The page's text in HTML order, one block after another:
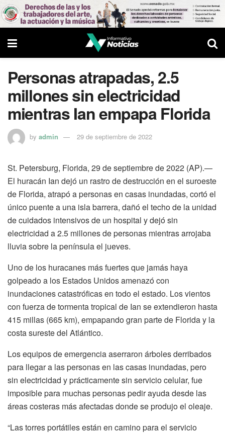
Personas atrapadas, 2.5
millones sin electricidad
mientras Ian empapa Florida
by admin 29 de septiembre de 2022
St. Petersburg, Florida, 29 de septiembre de 2022 (AP).—
El huracán Ian dejó un rastro de destrucción en el suroeste
de Florida, atrapó a personas en casas inundadas, cortó el
único puente a una isla barrera, dañó el techo de la unidad
de cuidados intensivos de un hospital y dejó sin
electricidad a 2.5 millones de personas mientras arrojaba
lluvia sobre la península el jueves.
Uno de los huracanes más fuertes que jamás haya
golpeado a los Estados Unidos amenazó con
inundaciones catastróficas en todo el estado. Los vientos
con fuerza de tormenta tropical de Ian se extendieron hasta
415 millas (665 km), empapando gran parte de Florida y la
costa sureste del Atlántico.
Los equipos de emergencia aserraron árboles derribados
para llegar a las personas en las casas inundadas, pero
sin electricidad y prácticamente sin servicio celular, fue
imposible para muchas personas pedir ayuda desde las
áreas costeras más afectadas donde se produjo el oleaje.
“Las torres portátiles están en camino para el servicio